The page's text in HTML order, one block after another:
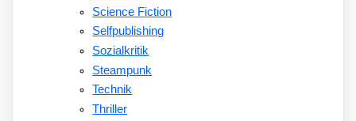
Science Fiction
Selfpublishing
Sozialkritik
Steampunk
Technik
Thriller